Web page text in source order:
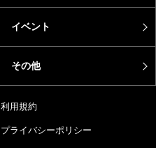
イベント
その他
利用規約
プライバシーポリシー